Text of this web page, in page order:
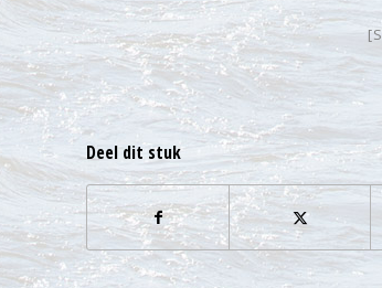
Deel dit stuk